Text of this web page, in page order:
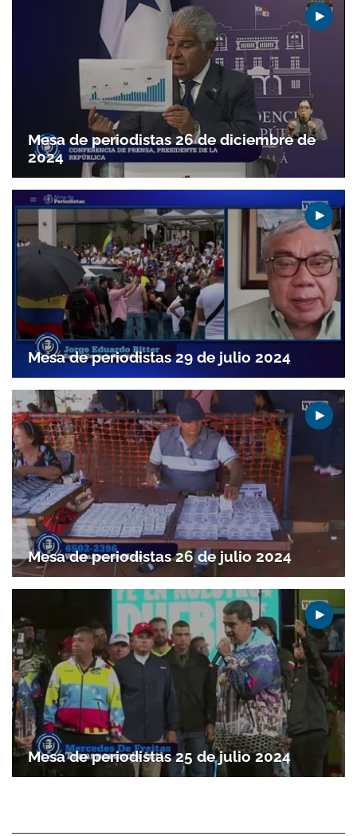
Gracias por suscribirte a nuestro boletín.
ACEPTAR
Mesa de periodistas 26 de diciembre de
2024
Mesa de periodistas 29 de julio 2024
Mesa de periodistas 26 de julio 2024
Mesa de periodistas 25 de julio 2024